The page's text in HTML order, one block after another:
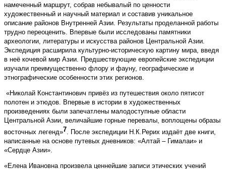
намеченный маршрут, собрав небывалый по ценности
художественный и научный материал и составив уникальное
описание районов Внутренней Азии. Результаты проделанной работы
трудно переоценить. Впервые были исследованы памятники
археологии, литературы и искусства районов Центральной Азии.
Экспедиция расширила культурно-историческую картину мира, введя
в неё кочевой мир Азии. Предшествующие европейские экспедиции
изучали преимущественно флору и фауну, географиче­ские и
этнографические особенности этих регионов.
«Николай Константинович привёз из путешествия около пятисот
полотен и этюдов. Впервые в истории в художественных
произведениях были запечатлены малодоступные области
Центральной Азии, величайшие горные перевалы, воплощены образы
восточных легенд»7 . После экспедиции Н.К.Рерих издаёт две книги,
написанные на основе путевых дневников: «Алтай – Гималаи» и
«Сердце Азии».
«Елена Ивановна произвела ценнейшие записи этических учений